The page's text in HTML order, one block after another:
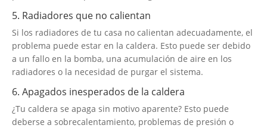
5. Radiadores que no calientan
Si los radiadores de tu casa no calientan adecuadamente, el
problema puede estar en la caldera. Esto puede ser debido
a un fallo en la bomba, una acumulación de aire en los
radiadores o la necesidad de purgar el sistema.
6. Apagados inesperados de la caldera
¿Tu caldera se apaga sin motivo aparente? Esto puede
deberse a sobrecalentamiento, problemas de presión o